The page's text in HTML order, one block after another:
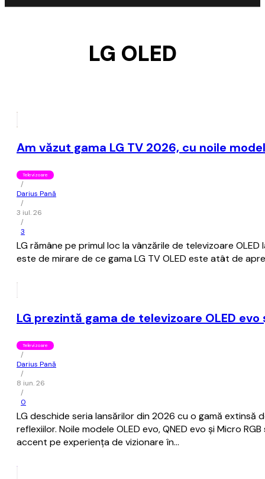
LG OLED
Am văzut gama LG TV 2026, cu noile
Televizoare
/
Darius Pană
/
3 iul. 26
/
3
LG rămâne pe primul loc la vânzările de televizoare
este de mirare de ce gama LG TV OLED este atât de
LG prezintă gama de televizoare OLED
Televizoare
/
Darius Pană
/
8 iun. 26
/
0
LG deschide seria lansărilor din 2026 cu o gamă
reflexiilor. Noile modele OLED evo, QNED evo și Micro
accent pe experiența de vizionare în…